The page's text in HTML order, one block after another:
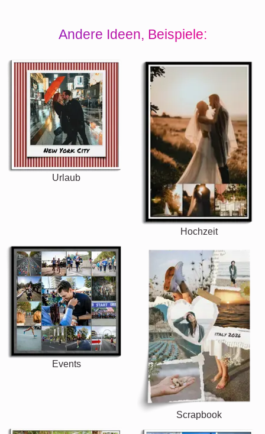
Andere Ideen, Beispiele:
Urlaub
Hochzeit
Events
Scrapbook